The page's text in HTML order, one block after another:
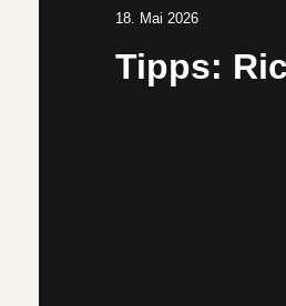
18. Mai 2026
Tipps: